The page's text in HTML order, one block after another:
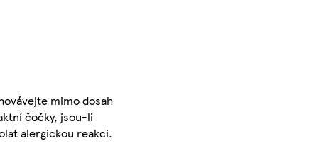
mimo dosah
čočky, jsou-li
alergickou reakci.